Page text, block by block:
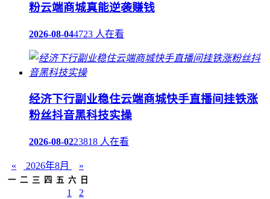
粉云端商城真能逆袭赚钱
2026-08-044723 人在看
经济下行副业稳住云端商城快手直播间挂铁涨
粉丝抖音黑科技实操
2026-08-0223818 人在看
« 2026年8月 »
一 二 三 四 五 六 日
1
2